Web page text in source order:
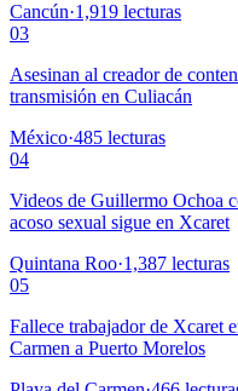
Cancún·1,919 lecturas
03
Asesinan al creador de
transmisión en Culiacán
México·485 lecturas
04
Videos de Guillermo Ochoa
acoso sexual sigue en Xcaret
Quintana Roo·1,387 lecturas
05
Fallece trabajador de Xcaret
Carmen a Puerto Morelos